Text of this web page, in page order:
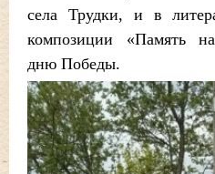
села Трудки, и в
композиции «Память
дню Победы.